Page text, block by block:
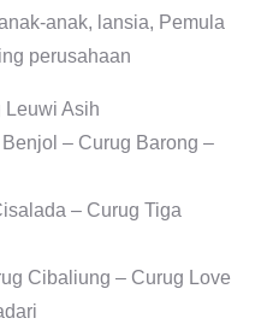
anak, lansia, Pemula
perusahaan
Leuwi Asih
– Curug Barong –
– Curug Tiga
Cibaliung – Curug Love